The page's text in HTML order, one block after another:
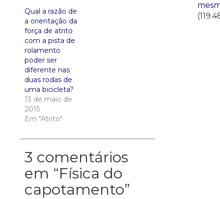
Qual a razão de
a orientação da
força de atrito
com a pista de
rolamento
poder ser
diferente nas
duas rodas de
uma bicicleta?
13 de maio de
2015
Em "Atrito"
3 comentários
em “Física do
capotamento”